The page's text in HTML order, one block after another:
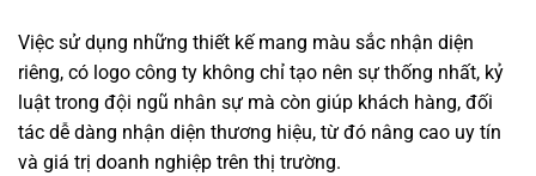
Việc sử dụng những thiết kế mang màu sắc nhận diện
riêng, có logo công ty không chỉ tạo nên sự thống nhất, kỷ
luật trong đội ngũ nhân sự mà còn giúp khách hàng, đối
tác dễ dàng nhận diện thương hiệu, từ đó nâng cao uy tín
và giá trị doanh nghiệp trên thị trường.